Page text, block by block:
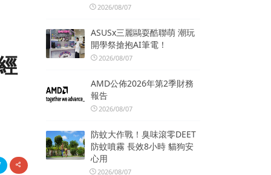
2026/08/07
ASUSx三麗鷗耍酷聯萌 潮玩
開學祭搶抱AI筆電！
2026/08/07
AMD公佈2026年第2季財務
報告
2026/08/07
防蚊大作戰！臭味滾零DEET
防蚊噴霧 長效8小時 貓狗安
心用
2026/08/07